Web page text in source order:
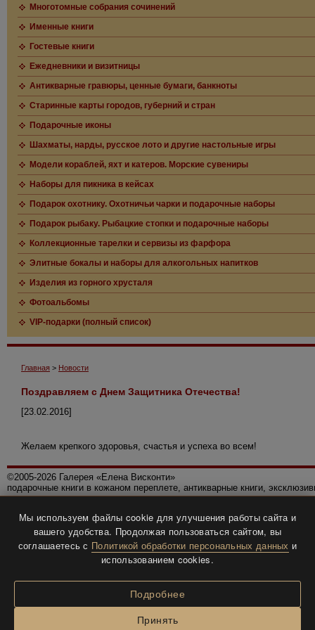
Многотомные собрания сочинений
Именные книги
Гостевые книги
Ежедневники и визитницы
Антикварные гравюры, ценные бумаги, банкноты
Старинные карты городов, губерний и стран
Подарочные иконы
Шахматы, нарды, русское лото и другие настольные игры
Модели кораблей, яхт и катеров. Морские сувениры
Наборы для пикника в кейсах
Подарок охотнику. Охотничьи чарки и подарочные наборы
Подарок рыбаку. Рыбацкие стопки и подарочные наборы
Коллекционные тарелки и сервизы из фарфора
Элитные бокалы и наборы для алкогольных напитков
Изделия из горного хрусталя
Фотоальбомы
VIP-подарки (полный список)
Главная > Новости
Поздравляем с Днем Защитника Отечества!
[23.02.2016]
Желаем крепкого здоровья, счастья и успеха во всем!
©2005-2026 Галерея «Елена Висконти»
подарочные книги в кожаном переплете, антикварные книги,
Политика конфиденциальности
Все права защищены.
Разработка и дизайнBTV-info.
Мы используем файлы cookie для улучшения работы сайта и
вашего удобства. Продолжая пользоваться сайтом, вы
соглашаетесь с Политикой обработки персональных данных и
использованием cookies.
Подробнее
Принять